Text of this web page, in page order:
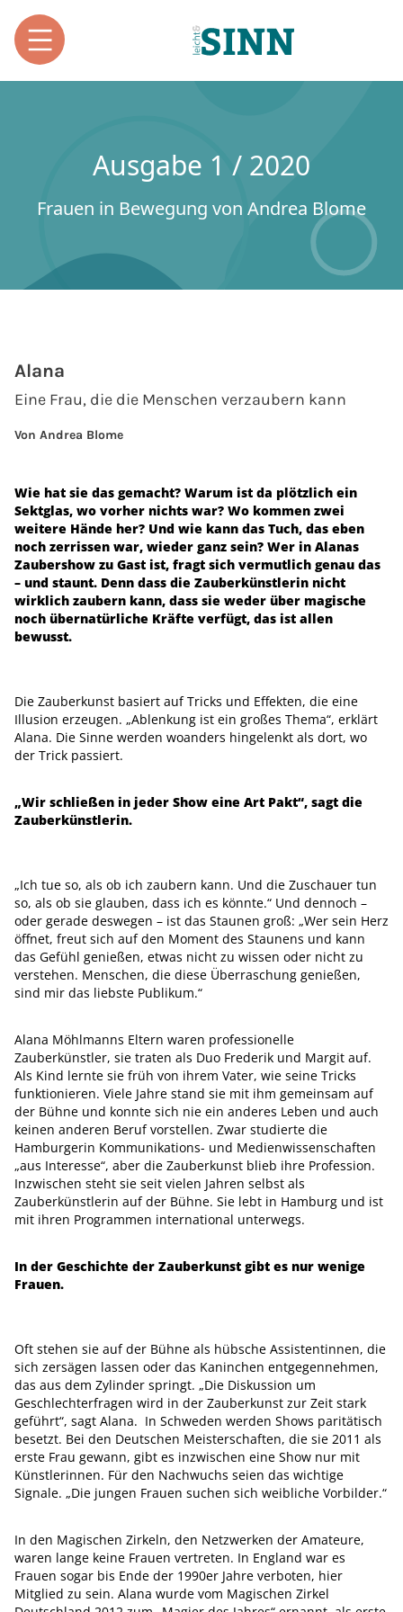
Ausgabe 1 / 2020
Frauen in Bewegung von Andrea Blome
Alana
Eine Frau, die die Menschen verzaubern kann
Von Andrea Blome
Wie hat sie das gemacht? Warum ist da plötzlich ein
Sektglas, wo vorher nichts war? Wo kommen zwei
weitere Hände her? Und wie kann das Tuch, das eben
noch zerrissen war, wieder ganz sein? Wer in Alanas
Zaubershow zu Gast ist, fragt sich vermutlich genau das
– und staunt. Denn dass die Zauberkünstlerin nicht
wirklich zaubern kann, dass sie weder über magische
noch übernatürliche Kräfte verfügt, das ist allen
bewusst.
Die Zauberkunst basiert auf Tricks und Effekten, die eine
Illusion erzeugen. „Ablenkung ist ein großes Thema“, erklärt
Alana. Die Sinne werden woanders hingelenkt als dort, wo
der Trick passiert.
„Wir schließen in jeder Show eine Art Pakt“, sagt die
Zauberkünstlerin.
„Ich tue so, als ob ich zaubern kann. Und die Zuschauer tun
so, als ob sie glauben, dass ich es könnte.“ Und dennoch –
oder gerade deswegen – ist das Staunen groß: „Wer sein Herz
öffnet, freut sich auf den Moment des Staunens und kann
das Gefühl genießen, etwas nicht zu wissen oder nicht zu
verstehen. Menschen, die diese Überraschung genießen,
sind mir das liebste Publikum.“
Alana Möhlmanns Eltern waren professionelle
Zauberkünstler, sie traten als Duo Frederik und Margit auf.
Als Kind lernte sie früh von ihrem Vater, wie seine Tricks
funktionieren. Viele Jahre stand sie mit ihm gemeinsam auf
der Bühne und konnte sich nie ein anderes Leben und auch
keinen anderen Beruf vorstellen. Zwar studierte die
Hamburgerin Kommunikations- und Medienwissenschaften
„aus Interesse“, aber die Zauberkunst blieb ihre Profession.
Inzwischen steht sie seit vielen Jahren selbst als
Zauberkünstlerin auf der Bühne. Sie lebt in Hamburg und ist
mit ihren Programmen international unterwegs.
In der Geschichte der Zauberkunst gibt es nur wenige
Frauen.
Oft stehen sie auf der Bühne als hübsche Assistentinnen, die
sich zersägen lassen oder das Kaninchen entgegennehmen,
das aus dem Zylinder springt. „Die Diskussion um
Geschlechterfragen wird in der Zauberkunst zur Zeit stark
geführt“, sagt Alana. In Schweden werden Shows paritätisch
besetzt. Bei den Deutschen Meisterschaften, die sie 2011 als
erste Frau gewann, gibt es inzwischen eine Show nur mit
Künstlerinnen. Für den Nachwuchs seien das wichtige
Signale. „Die jungen Frauen suchen sich weibliche Vorbilder.“
In den Magischen Zirkeln, den Netzwerken der Amateure,
waren lange keine Frauen vertreten. In England war es
Frauen sogar bis Ende der 1990er Jahre verboten, hier
Mitglied zu sein. Alana wurde vom Magischen Zirkel